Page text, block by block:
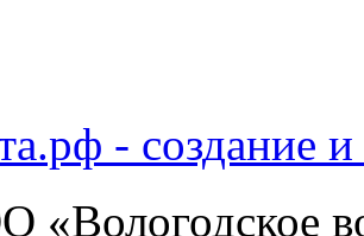
- создание и